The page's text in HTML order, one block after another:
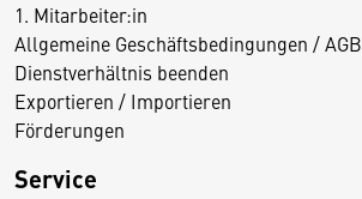
1. Mitarbeiter:in
Allgemeine Geschäftsbedingungen / AGB
Dienstverhältnis beenden
Exportieren / Importieren
Förderungen
Service